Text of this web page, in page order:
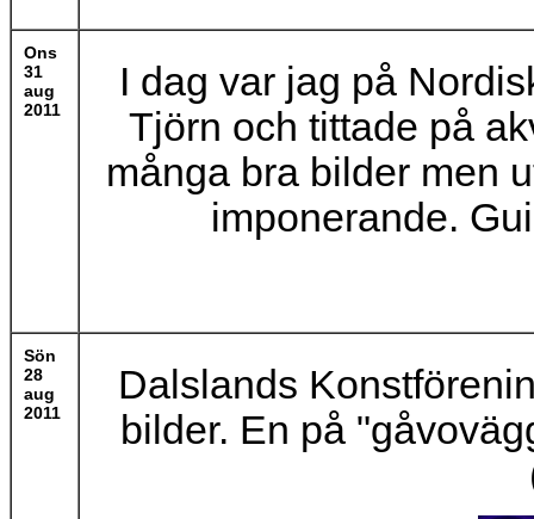
Ons
31
aug
2011
I dag var jag på
Tjörn och tittade på
många bra bilder men
imponerande.
Sön
28
aug
2011
Dalslands
bilder. En på